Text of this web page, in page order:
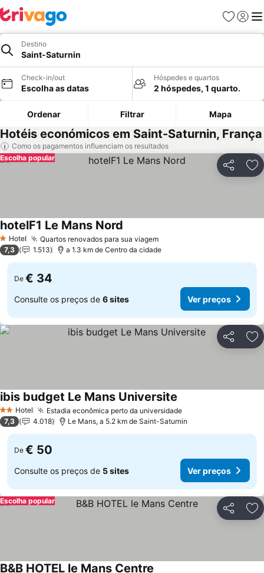
Favoritos
Iniciar
Destino
Saint-Saturnin
Check-in/out
Escolha as datas
Hóspedes e quartos
2 hóspedes, 1 quarto.
Ordenar Filtrar Mapa
Hotéis económicos em Saint-Saturnin, França
Como os pagamentos influenciam os resultados
Partilhar
Escolha popular
1 Estrelas
Hotel Quartos renovados para sua viagemVer preços
hotelF1 Le Mans Nord
7,3 1.513 a 1.3 km de Centro da cidade
De € 34
Consulte os preços de 6 sites Ver preços
Partilhar
2 Estrelas
Hotel Estadia econômica perto da universidadeVer preços
ibis budget Le Mans Universite
7,3 4.018 Le Mans, a 5.2 km de Saint-Saturnin
De € 50
Consulte os preços de 5 sites Ver preços
Partilhar
Escolha popular
B&B HOTEL le Mans Centre